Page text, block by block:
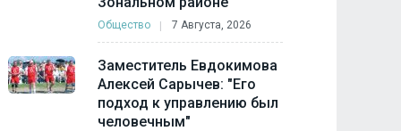
Общество 7 Августа, 2026
Заместитель Евдокимова
Алексей Сарычев: "Его
подход к управлению был
человечным"